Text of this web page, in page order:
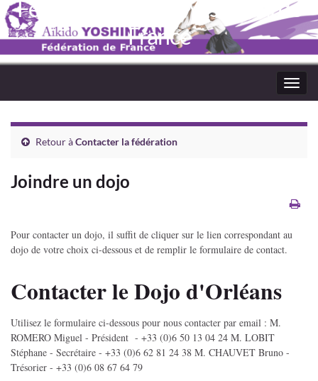
Fédération Aïkido Yoshinkaï de
France
Retour àContacter la fédération
Joindre un dojo
Pour contacter un dojo, il suffit de cliquer sur le lien correspondant au
dojo de votre choix ci-dessous et de remplir le formulaire de contact.
Contacter le Dojo d'Orléans
Utilisez le formulaire ci-dessous pour nous contacter par email : M.
ROMERO Miguel - Président - +33 (0)6 50 13 04 24 M. LOBIT
Stéphane - Secrétaire - +33 (0)6 62 81 24 38 M. CHAUVET Bruno -
Trésorier - +33 (0)6 08 67 64 79